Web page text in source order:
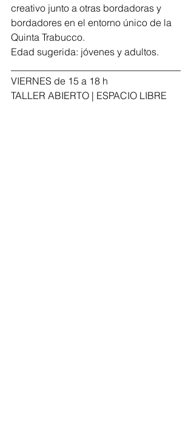
creativo junto a otras bordadoras y
bordadores en el entorno único de la
Quinta Trabucco.
Edad sugerida: jóvenes y adultos.
VIERNES de 15 a 18 h
TALLER ABIERTO | ESPACIO LIBRE